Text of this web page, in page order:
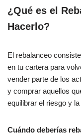
¿Qué es el
Hacerlo?
El rebalanceo
en tu cartera para
vender parte de los
y comprar aquellos
equilibrar el riesgo y
Cuándo deberías